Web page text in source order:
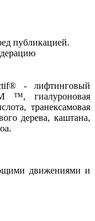
публикацией.
- лифтинговый
™, гиалуроновая
транексамовая
дерева, каштана,
движениями и